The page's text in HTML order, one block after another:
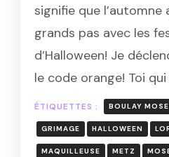
signifie que
grands pas avec les
d’Halloween! Je
le code orange! Toi
ÉTIQUETTES : BOULAY
GRIMAGE HALLOWEEN
MAQUILLEUSE METZ